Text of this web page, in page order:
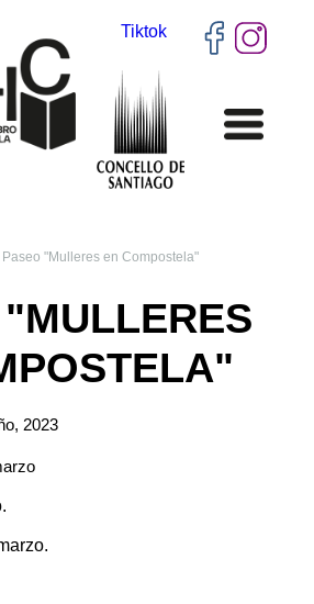
Tiktok
Paseo "Mulleres en Compostela"
2023